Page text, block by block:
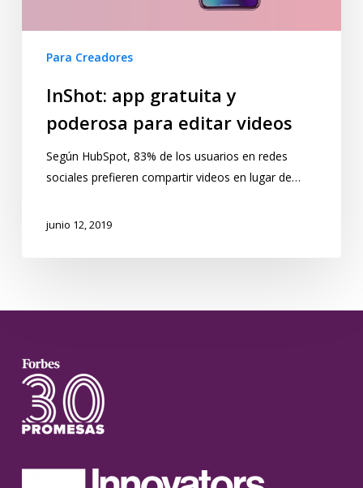
Para Creadores
InShot: app gratuita y
poderosa para editar videos
Según HubSpot, 83% de los usuarios en redes
sociales prefieren compartir videos en lugar de…
junio 12, 2019